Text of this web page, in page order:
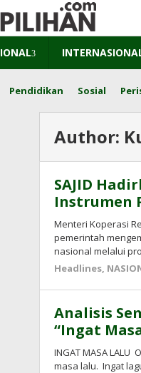
Pendidikan Sosial
Author:
SAJID
Instrumen
Menteri Koperasi
pemerintah
nasional melalui
Headlines,
Analisis
“Ingat
INGAT MASA
masa lalu. Ingat